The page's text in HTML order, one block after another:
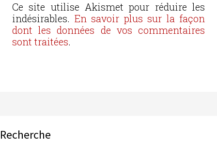
Ce site utilise Akismet pour réduire les
indésirables. En savoir plus sur la façon
dont les données de vos commentaires
sont traitées.
Recherche